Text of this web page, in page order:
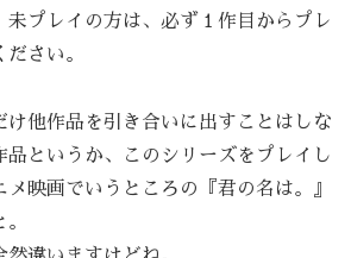
未プレイの方は、必ず１作目からプレ
さい。
け他作品を引き合いに出すことはしな
品というか、このシリーズをプレイし
映画でいうところの『君の名は。』